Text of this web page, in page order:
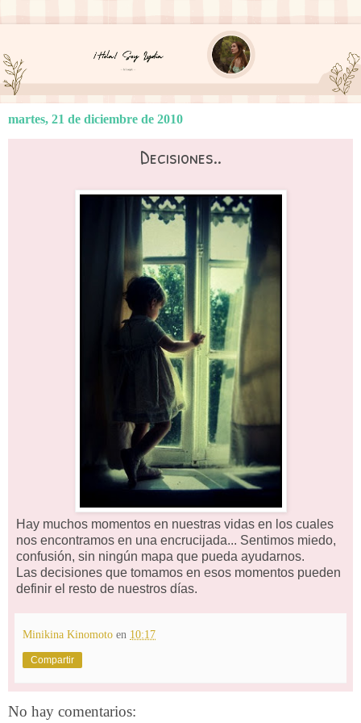
martes, 21 de diciembre de 2010
Decisiones..
Hay muchos momentos en nuestras vidas en los cuales
nos encontramos en una encrucijada... Sentimos miedo,
confusión, sin ningún mapa que pueda ayudarnos.
Las decisiones que tomamos en esos momentos pueden
definir el resto de nuestros días.
Minikina Kinomoto en 10:17
Compartir
No hay comentarios: